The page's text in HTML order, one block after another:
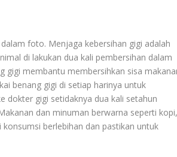
foto. Menjaga kebersihan gigi adalah
di lakukan dua kali pembersihan dalam
gigi membantu membersihkan sisa
benang gigi di setiap harinya untuk
dokter gigi setidaknya dua kali setahun
dan minuman berwarna seperti
berlebihan dan pastikan untuk